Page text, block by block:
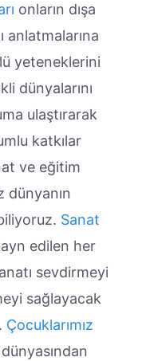
onların dışa
anlatmalarına
yeteneklerini
dünyalarını
ulaştırarak
katkılar
ve eğitim
dünyanın
Sanat
edilen her
sevdirmeyi
sağlayacak
Çocuklarımız